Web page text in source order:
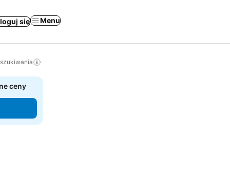
się Menu
ceny